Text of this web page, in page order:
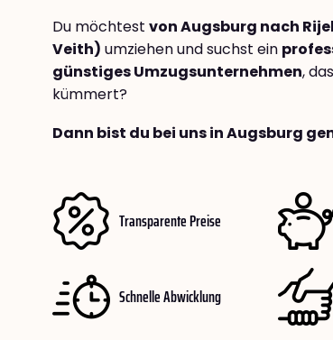
Du möchtest von Augsburg nach
Veith) umziehen und suchst ein
günstiges Umzugsunternehmen,
kümmert?
Dann bist du bei uns in Augsburg
Transparente Preise
Schnelle Abwicklung